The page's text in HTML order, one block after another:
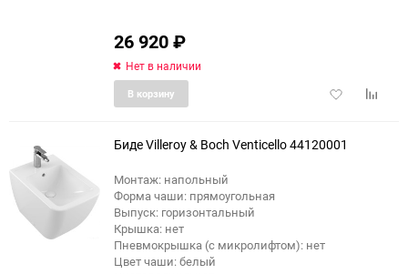
26 920₽
Нет в наличии
Добавить
В корзину
Биде Villeroy & Boch Venticello 44120001
Монтаж: напольный
Форма чаши: прямоугольная
Выпуск: горизонтальный
Крышка: нет
Пневмокрышка (с микролифтом): нет
Цвет чаши: белый